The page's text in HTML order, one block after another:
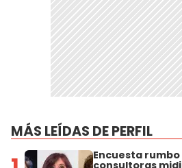
MÁS LEÍDAS DE PERFIL
Encuesta
consultoras